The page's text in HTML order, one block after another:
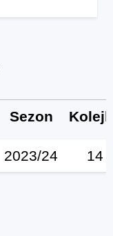
Sezon
2023/24 14